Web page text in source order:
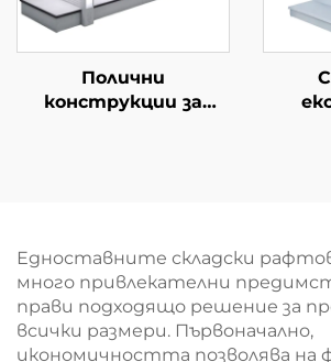
Полични
конструкции за
Едноставните складски
много привлекателни
прави подходящо решение за
всички размери. Първоначално,
икономичността позволява на